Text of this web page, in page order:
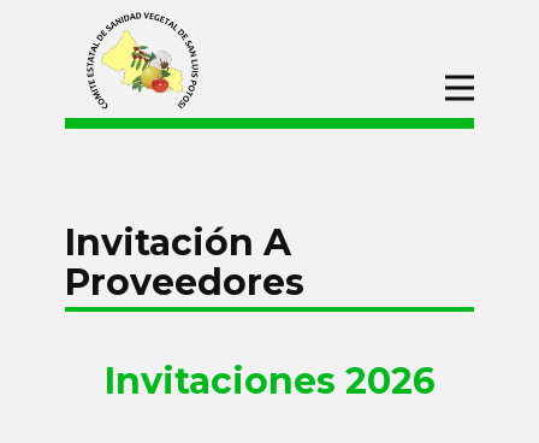
Inicio
Procesos de
Adquisiciones
2026
2024
Invitación A
Proveedores
Invitaciones 2026